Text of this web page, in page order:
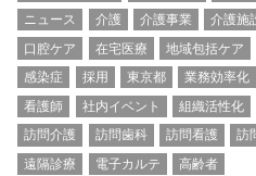
ニュース
介護 介護事業 介護施
口腔ケア
在宅医療 地域包括ケア
感染症
採用 東京都 業務効率化
看護師
社内イベント 組織活性化
訪問介護
訪問歯科 訪問看護 訪
遠隔診療
電子カルテ 高齢者